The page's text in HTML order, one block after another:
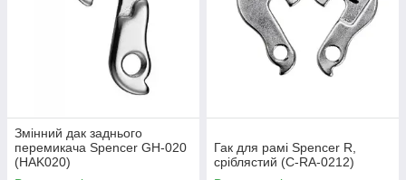
Змінний дак заднього
перемикача Spencer GH-020
(HAK020)
Гак для рамі Spencer R,
сріблястий (C-RA-0212)